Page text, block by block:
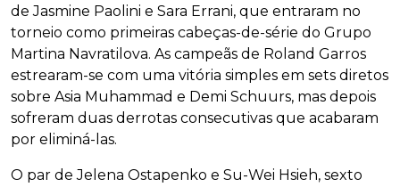
de Jasmine Paolini e Sara Errani, que entraram no
torneio como primeiras cabeças-de-série do Grupo
Martina Navratilova. As campeãs de Roland Garros
estrearam-se com uma vitória simples em sets diretos
sobre Asia Muhammad e Demi Schuurs, mas depois
sofreram duas derrotas consecutivas que acabaram
por eliminá-las.
O par de Jelena Ostapenko e Su-Wei Hsieh, sexto